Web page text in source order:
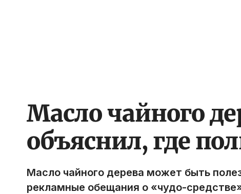
Масло чайного
объяснил, где
Масло чайного дерева может быть
рекламные обещания о «чудо-